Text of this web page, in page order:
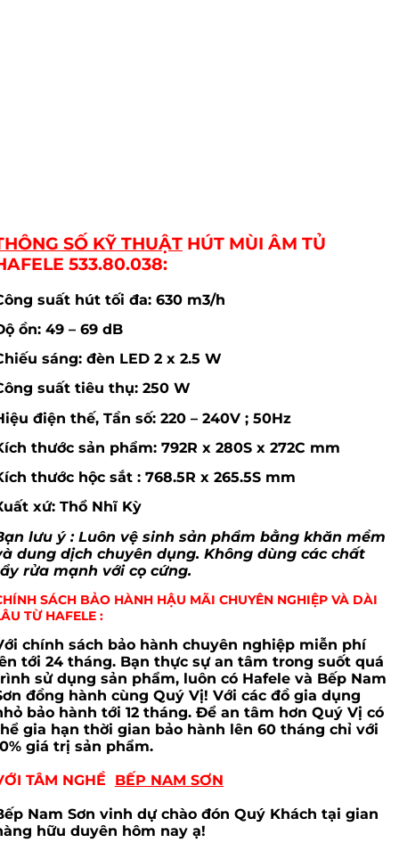
SỐ KỸ THUẬT HÚT MÙI ÂM TỦ
533.80.038:
suất hút tối đa: 630 m3/h
ồn: 49 – 69 dB
sáng: đèn LED 2 x 2.5 W
suất tiêu thụ: 250 W
điện thế, Tần số: 220 – 240V ; 50Hz
thước sản phẩm: 792R x 280S x 272C mm
thước hộc sắt : 768.5R x 265.5S mm
xứ: Thổ Nhĩ Kỳ
lưu ý : Luôn vệ sinh sản phẩm bằng khăn mềm
dung dịch chuyên dụng. Không dùng các chất
rửa mạnh với cọ cứng.
SÁCH BẢO HÀNH HẬU MÃI CHUYÊN NGHIỆP VÀ DÀI
TỪ HAFELE :
chính sách bảo hành chuyên nghiệp miễn phí
tới 24 tháng. Bạn thực sự an tâm trong suốt quá
sử dụng sản phẩm, luôn có Hafele và Bếp Nam
đồng hành cùng Quý Vị! Với các đồ gia dụng
bảo hành tới 12 tháng. Để an tâm hơn Quý Vị có
gia hạn thời gian bảo hành lên 60 tháng chỉ với
giá trị sản phẩm.
TÂM NGHỀ BẾP NAM SƠN
Nam Sơn vinh dự chào đón Quý Khách tại gian
hữu duyên hôm nay ạ!